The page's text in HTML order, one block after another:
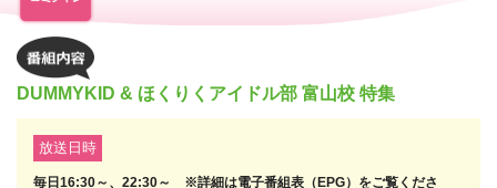
DUMMYKID & ほくりくアイドル部 富山校 特集
放送日時
毎日16:30～、22:30～ ※詳細は電子番組表（EPG）をご覧くださ